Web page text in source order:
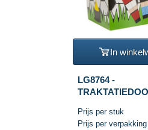
In
LG8764 -
(12st.)
Prijs per stuk
Prijs per verpakking